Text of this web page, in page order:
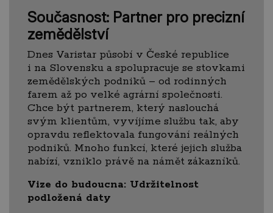
Současnost: Partner pro precizní
zemědělství
Dnes Varistar působí v České republice
i na Slovensku a spolupracuje se stovkami
zemědělských podniků – od rodinných
farem až po velké agrární společnosti.
Chce být partnerem, který naslouchá
svým klientům, vyvíjíme službu tak, aby
opravdu reflektovala fungování reálných
podniků. Mnoho funkcí, které jejich služba
nabízí, vzniklo právě na námět zákazníků.
Vize do budoucna: Udržitelnost
podložená daty